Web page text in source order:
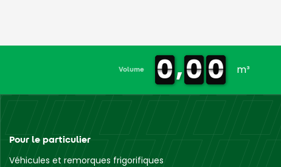
Volume 0
0
0
0
0
0
0
0
,
0
0
0
0 m³
Pour le particulier
Véhicules et remorques frigorifiques